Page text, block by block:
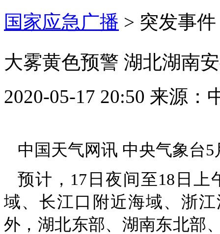
国家应急广播 > 突发事件
大雾黄色预警 湖北湖南
2020-05-17 20:50 来源：
中国天气网讯 中央气象台
预计，17日夜间至18日
域、长江口附近海域、浙
外，湖北东部、湖南东北部